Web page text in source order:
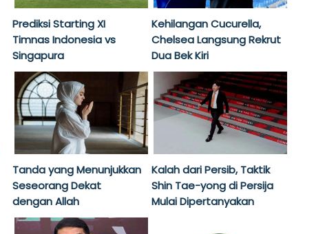
Prediksi Starting XI
Timnas Indonesia vs
Singapura
Kehilangan Cucurella,
Chelsea Langsung Rekrut
Dua Bek Kiri
Tanda yang Menunjukkan
Seseorang Dekat
dengan Allah
Kalah dari Persib, Taktik
Shin Tae-yong di Persija
Mulai Dipertanyakan